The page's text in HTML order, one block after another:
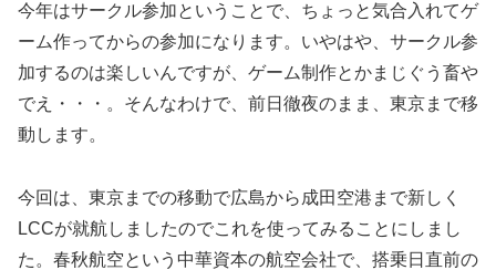
今年はサークル参加ということで、ちょっと気合入れてゲ
ーム作ってからの参加になります。いやはや、サークル参
加するのは楽しいんですが、ゲーム制作とかまじぐう畜や
でえ・・・。そんなわけで、前日徹夜のまま、東京まで移
動します。
今回は、東京までの移動で広島から成田空港まで新しく
LCCが就航しましたのでこれを使ってみることにしまし
た。春秋航空という中華資本の航空会社で、搭乗日直前の